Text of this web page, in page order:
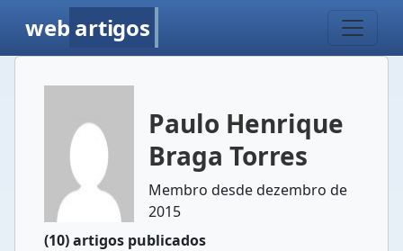
web artigos
Paulo Henrique
Braga Torres
Membro desde dezembro de
2015
(10) artigos publicados